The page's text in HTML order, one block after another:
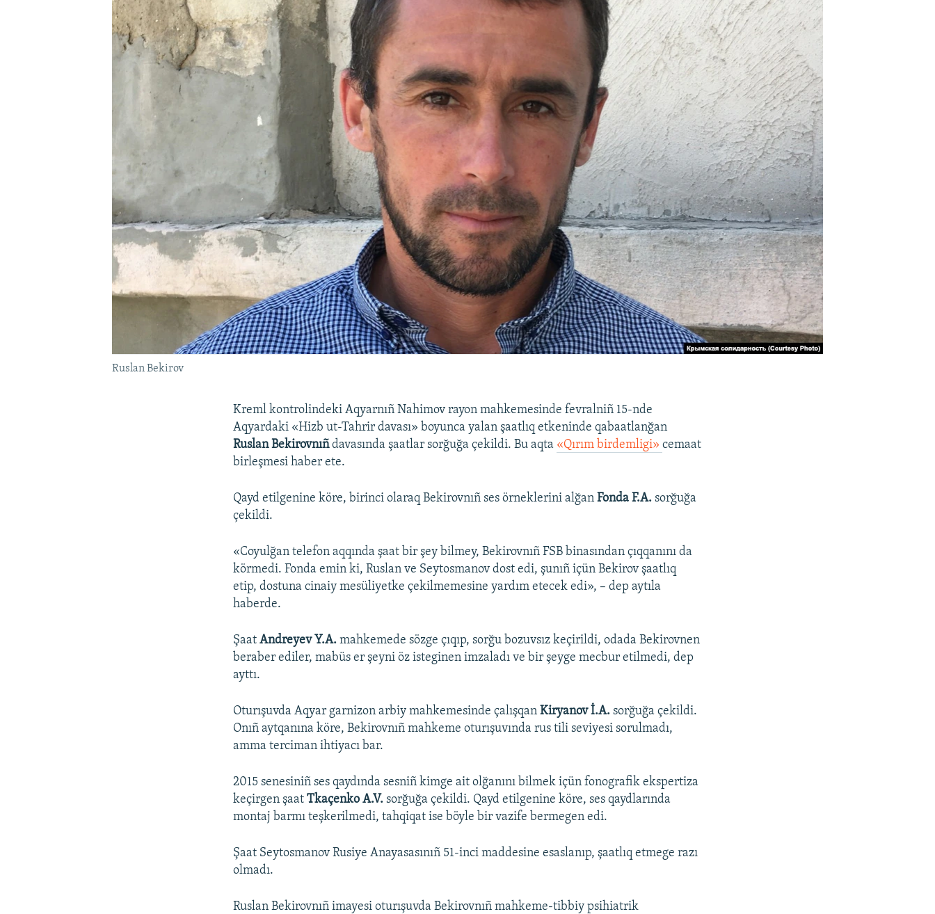
Ruslan Bekirov
Kreml kontrolindeki Aqyarnıñ Nahimov rayon mahkemesinde fevralniñ 15-nde
Aqyardaki «Hizb ut-Tahrir davası» boyunca yalan şaatlıq etkeninde qabaatlanğan
Ruslan Bekirovnıñdavasında şaatlar sorğuğa çekildi. Bu aqta «Qırım birdemligi»cemaat
birleşmesi haber ete.
Qayd etilgenine köre, birinci olaraq Bekirovnıñ ses örneklerini alğanFonda F.A.sorğuğa
çekildi.
«Coyulğan telefon aqqında şaat bir şey bilmey, Bekirovnıñ FSB binasından çıqqanını da
körmedi. Fonda emin ki, Ruslan ve Seytosmanov dost edi, şunıñ içün Bekirov şaatlıq
etip, dostuna cinaiy mesüliyetke çekilmemesine yardım etecek edi», – dep aytıla
haberde.
ŞaatAndreyev Y.A. mahkemede sözge çıqıp, sorğu bozuvsız keçirildi, odada Bekirovnen
beraber ediler, mabüs er şeyni öz isteginen imzaladı ve bir şeyge mecbur etilmedi, dep
ayttı.
Oturışuvda Aqyar garnizon arbiy mahkemesinde çalışqanKiryanov İ.A.sorğuğa çekildi.
Onıñ aytqanına köre, Bekirovnıñ mahkeme oturışuvında rus tili seviyesi sorulmadı,
amma terciman ihtiyacı bar.
2015 senesiniñ ses qaydında sesniñ kimge ait olğanını bilmek içün fonografik ekspertiza
keçirgen şaatTkaçenko A.V. sorğuğa çekildi. Qayd etilgenine köre, ses qaydlarında
montaj barmı teşkerilmedi, tahqiqat ise böyle bir vazife bermegen edi.
Şaat Seytosmanov Rusiye Anayasasınıñ 51-inci maddesine esaslanıp, şaatlıq etmege razı
olmadı.
Ruslan Bekirovnıñ imayesi oturışuvda Bekirovnıñ mahkeme-tibbiy psihiatrik